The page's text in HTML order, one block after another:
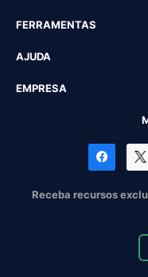
FERRAMENTAS
AJUDA
EMPRESA
Receba recursos